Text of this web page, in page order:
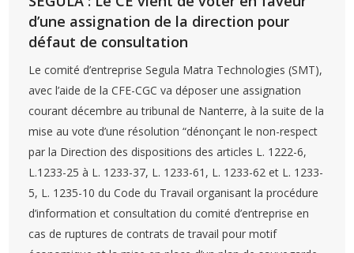
d’une assignation de la direction pour
défaut de consultation
Le comité d’entreprise Segula Matra Technologies (SMT),
avec l’aide de la CFE-CGC va déposer une assignation
courant décembre au tribunal de Nanterre, à la suite de la
mise au vote d’une résolution “dénonçant le non-respect
par la Direction des dispositions des articles L. 1222-6,
L.1233-25 à L. 1233-37, L. 1233-61, L. 1233-62 et L. 1233-
5, L. 1235-10 du Code du Travail organisant la procédure
d’information et consultation du comité d’entreprise en
cas de ruptures de contrats de travail pour motif